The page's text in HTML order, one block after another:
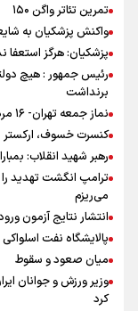
تمرین تئاتر واگن ۱۵۰
واکنش پزشکیان به
پزشکیان: هرگز استعفا
رئیس جمهور : هیچ
برنداشت
نماز جمعه تهران- ۱۶ مرداد
کنسرت خسوف، ارکستر
رهبر شهید انقلاب:
ترامپ انگشت تهدید
می‌ریزم
انتشار نتایج آزمون
پالایشگاه نفت
میان صعود و سقوط
وزیر ورزش و جوانان
کرد